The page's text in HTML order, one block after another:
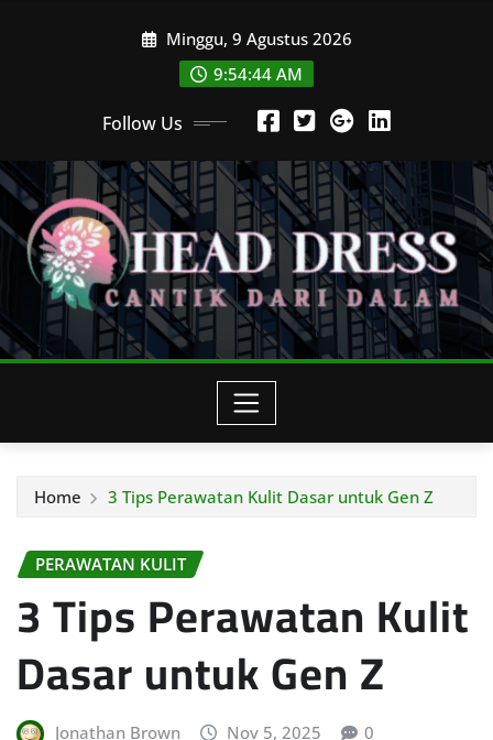
Minggu, 9 Agustus 2026
9:54:47 AM
Follow Us
Home 3 Tips Perawatan Kulit Dasar untuk Gen Z
PERAWATAN KULIT
3 Tips Perawatan Kulit
Dasar untuk Gen Z
Jonathan Brown Nov 5, 2025 0